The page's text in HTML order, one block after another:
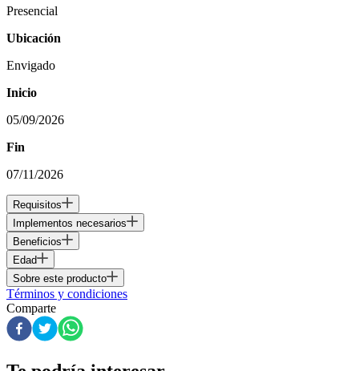
Presencial
Ubicación
Envigado
Inicio
05/09/2026
Fin
07/11/2026
Requisitos
Implementos necesarios
Beneficios
Edad
Sobre este producto
Términos y condiciones
Comparte